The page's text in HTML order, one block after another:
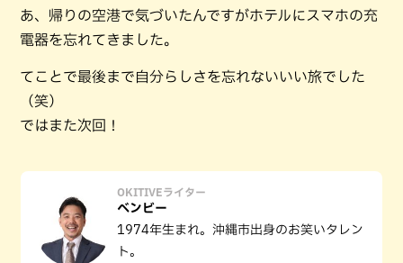
あ、帰りの空港で気づいたんですがホテルにスマホの充
電器を忘れてきました。
てことで最後まで自分らしさを忘れないいい旅でした
（笑）
ではまた次回！
OKITIVEライター
ベンビー
1974年生まれ。沖縄市出身のお笑いタレン
ト。